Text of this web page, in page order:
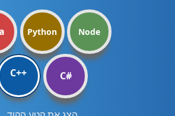
Node
Python
C#
C++